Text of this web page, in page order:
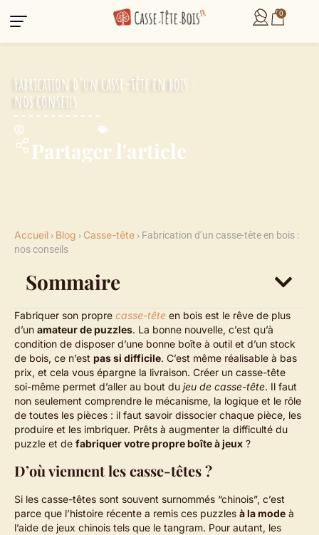
0
Fabrication d’un casse-tête en bois :
nos conseils
Partager l'article
Accueil › Blog › Casse-tête › Fabrication d’un casse-tête en bois :
nos conseils
Sommaire
Fabriquer son propre casse-tête en bois est le rêve de plus
d’un amateur de puzzles. La bonne nouvelle, c’est qu’à
condition de disposer d’une bonne boîte à outil et d’un stock
de bois, ce n’est pas si difficile. C’est même réalisable à bas
prix, et cela vous épargne la livraison. Créer un casse-tête
soi-même permet d’aller au bout du jeu de casse-tête. Il faut
non seulement comprendre le mécanisme, la logique et le rôle
de toutes les pièces : il faut savoir dissocier chaque pièce, les
produire et les imbriquer. Prêts à augmenter la difficulté du
puzzle et de fabriquer votre propre boîte à jeux ?
D’où viennent les casse-têtes ?
Si les casse-têtes sont souvent surnommés “chinois”, c’est
parce que l’histoire récente a remis ces puzzles à la mode à
l’aide de jeux chinois tels que le tangram. Pour autant, les